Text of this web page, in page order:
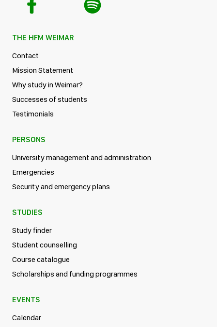
THE HFM WEIMAR
Contact
Mission Statement
Why study in Weimar?
Successes of students
Testimonials
PERSONS
University management and administration
Emergencies
Security and emergency plans
STUDIES
Study finder
Student counselling
Course catalogue
Scholarships and funding programmes
EVENTS
Calendar